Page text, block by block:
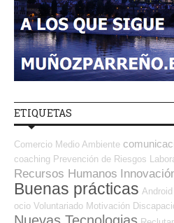
ETIQUETAS
Comercio Medio Ambiente
coaching Prevención de Riesgos
Recursos Humanos
Buenas prácticas Android
ocio Voluntariado Motivación